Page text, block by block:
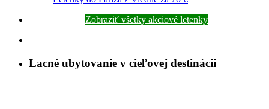
Zobraziť všetky akciové letenky
Lacné ubytovanie v cieľovej destinácii